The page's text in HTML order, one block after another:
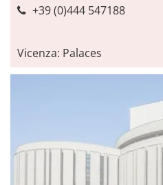
+39 (0)444 547188
Vicenza: Palaces